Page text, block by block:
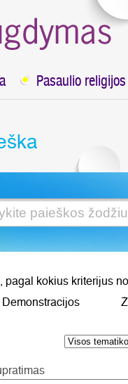
Pasaulio religijos
pagal kokius kriterijus
Demonstracijos